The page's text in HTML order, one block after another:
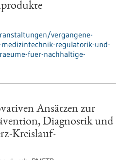
vergangene-
regulatorik-und-
fuer-nachhaltige-
Ansätzen zur
Diagnostik und
Kreislauf-